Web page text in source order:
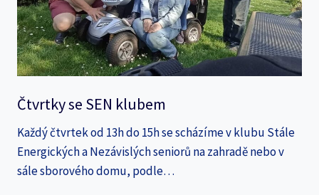
Čtvrtky se SEN klubem
Každý čtvrtek od 13h do 15h se scházíme v klubu Stále
Energických a Nezávislých seniorů na zahradě nebo v
sále sborového domu, podle…